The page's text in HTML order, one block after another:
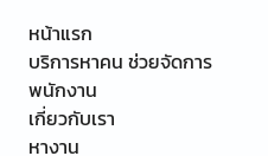
หน้าแรก
บริการหาคน ช่วยจัดการ
พนักงาน
เกี่ยวกับเรา
หางาน